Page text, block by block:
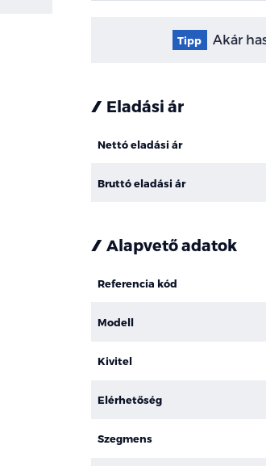
Tipp Akár
Eladási ár
Nettó eladási ár
Bruttó eladási ár
Alapvető adatok
Referencia kód
Modell
Kivitel
Elérhetőség
Szegmens